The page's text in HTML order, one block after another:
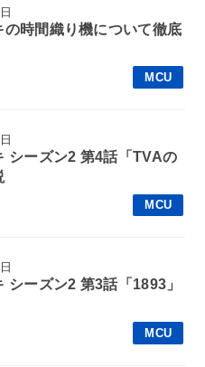
の時間織り機について徹底
MCU
シーズン2 第4話「TVAの
MCU
シーズン2 第3話「1893」
MCU